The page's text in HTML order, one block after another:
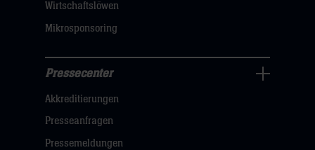
Wirtschaftslöwen
Mikrosponsoring
Navigation
öffnen,
dann
Pressecenter
Akkreditierungen
Presseanfragen
Pressemeldungen